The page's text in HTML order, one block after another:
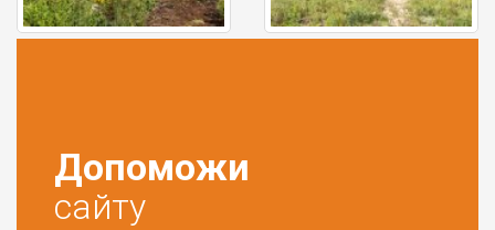
Допоможи
сайту